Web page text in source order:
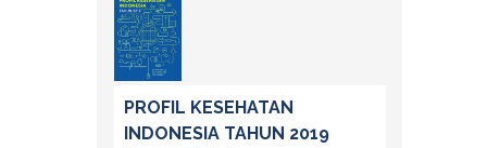
PROFIL KESEHATAN
INDONESIA TAHUN 2019